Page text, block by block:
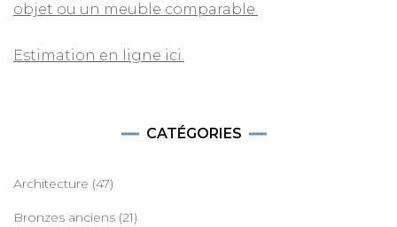
objet ou un meuble comparable.
Estimation en ligne ici.
CATÉGORIES
Architecture (47)
Bronzes anciens (21)